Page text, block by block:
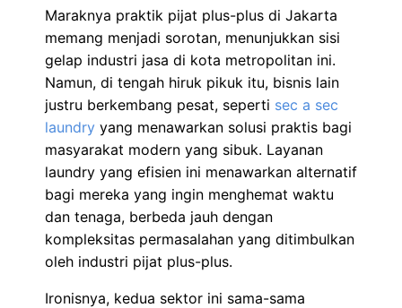
Maraknya praktik pijat plus-plus di Jakarta
memang menjadi sorotan, menunjukkan sisi
gelap industri jasa di kota metropolitan ini.
Namun, di tengah hiruk pikuk itu, bisnis lain
justru berkembang pesat, seperti sec a sec
laundry yang menawarkan solusi praktis bagi
masyarakat modern yang sibuk. Layanan
laundry yang efisien ini menawarkan alternatif
bagi mereka yang ingin menghemat waktu
dan tenaga, berbeda jauh dengan
kompleksitas permasalahan yang ditimbulkan
oleh industri pijat plus-plus.
Ironisnya, kedua sektor ini sama-sama